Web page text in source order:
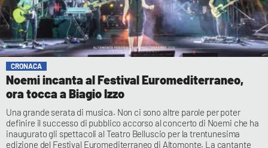
CRONACA
Noemi incanta al Festival Euromediterraneo,
ora tocca a Biagio Izzo
Una grande serata di musica. Non ci sono altre parole per poter
definire il successo di pubblico accorso al concerto di Noemi che ha
inaugurato gli spettacoli al Teatro Belluscio per la trentunesima
edizione del Festival Euromediterraneo di Altomonte. La cantante